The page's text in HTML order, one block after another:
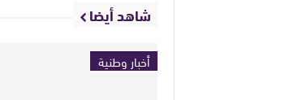
شاهد أيضا
أخبار وطنية